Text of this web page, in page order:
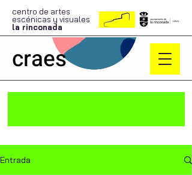
centro de artes
escénicas y visuales
la rinconada
craes
Entrada